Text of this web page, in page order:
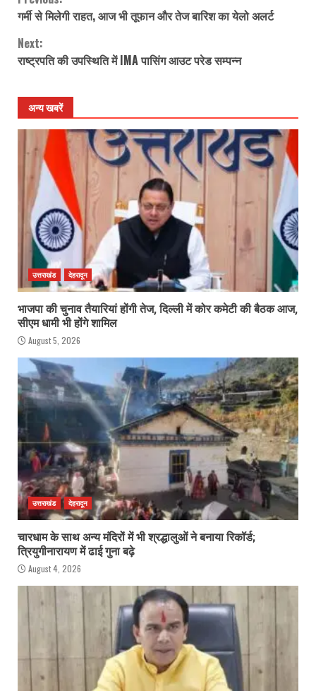
Reading
गर्मी से मिलेगी राहत, आज भी तूफान और तेज बारिश का येलो अलर्ट
Next:
राष्ट्रपति की उपस्थिति में IMA पासिंग आउट परेड सम्पन्न
अन्य खबरें
उत्तराखंड देहरादून
भाजपा की चुनाव तैयारियां होंगी तेज, दिल्ली में कोर कमेटी की बैठक आज,
सीएम धामी भी होंगे शामिल
August 5, 2026
उत्तराखंड देहरादून
चारधाम के साथ अन्य मंदिरों में भी श्रद्धालुओं ने बनाया रिकॉर्ड;
त्रियुगीनारायण में ढाई गुना बढ़े
August 4, 2026